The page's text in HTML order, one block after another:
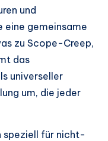
und
eine gemeinsame
zu Scope-Creep,
das
universeller
um, die jeder
speziell für nicht-